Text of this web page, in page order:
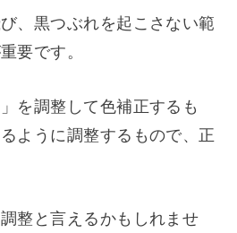
、黒つぶれを起こさない範
要です。
を調整して色補正するも
ように調整するもので、正
整と言えるかもしれませ